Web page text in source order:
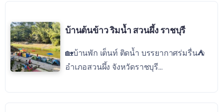
บ้านต้นข้าว ริมน้ำ สวนผึ้ง ราชบุรี
🏡บ้านพัก เต็นท์ ติดน้ำ บรรยากาศร่มรื่น⛺️
อำเภอสวนผึ้ง จังหวัดราชบุรี...